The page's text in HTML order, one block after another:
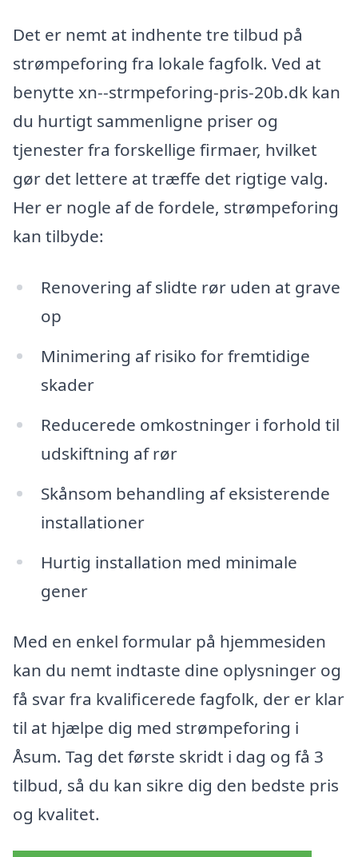
Det er nemt at indhente tre tilbud på
strømpeforing fra lokale fagfolk. Ved at
benytte xn--strmpeforing-pris-20b.dk kan
du hurtigt sammenligne priser og
tjenester fra forskellige firmaer, hvilket
gør det lettere at træffe det rigtige valg.
Her er nogle af de fordele, strømpeforing
kan tilbyde:
Renovering af slidte rør uden at grave
op
Minimering af risiko for fremtidige
skader
Reducerede omkostninger i forhold til
udskiftning af rør
Skånsom behandling af eksisterende
installationer
Hurtig installation med minimale
gener
Med en enkel formular på hjemmesiden
kan du nemt indtaste dine oplysninger og
få svar fra kvalificerede fagfolk, der er klar
til at hjælpe dig med strømpeforing i
Åsum. Tag det første skridt i dag og få 3
tilbud, så du kan sikre dig den bedste pris
og kvalitet.